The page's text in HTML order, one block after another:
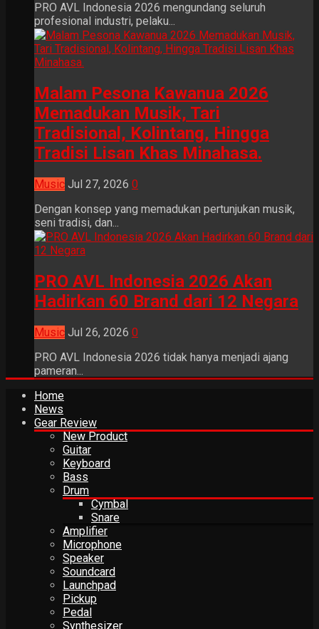
PRO AVL Indonesia 2026 mengundang seluruh
profesional industri, pelaku...
Malam Pesona Kawanua 2026
Memadukan Musik, Tari
Tradisional, Kolintang, Hingga
Tradisi Lisan Khas Minahasa.
Music Jul 27, 2026 0
Dengan konsep yang memadukan pertunjukan musik,
seni tradisi, dan...
PRO AVL Indonesia 2026 Akan
Hadirkan 60 Brand dari 12 Negara
Music Jul 26, 2026 0
PRO AVL Indonesia 2026 tidak hanya menjadi ajang
pameran...
Home
News
Gear Review
New Product
Guitar
Keyboard
Bass
Drum
Cymbal
Snare
Amplifier
Microphone
Speaker
Soundcard
Launchpad
Pickup
Pedal
Synthesizer